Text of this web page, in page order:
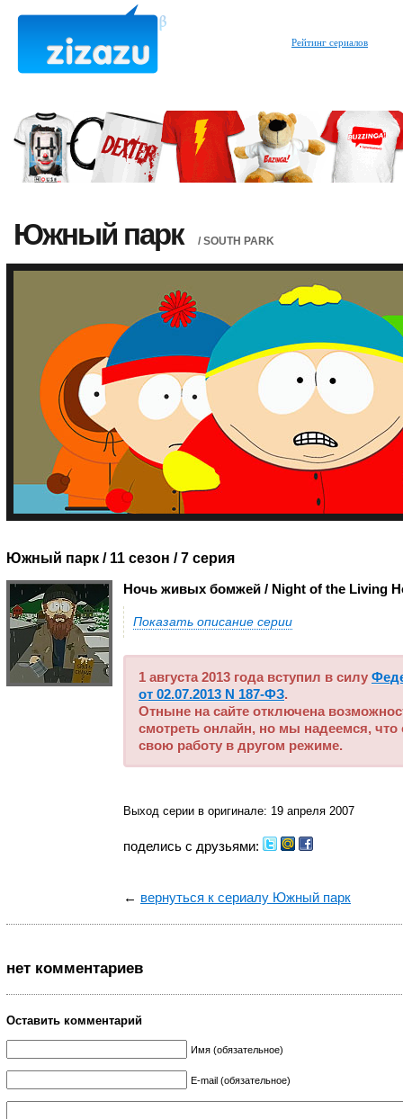
Рейтинг сериалов
Южный парк / SOUTH PARK
Южный парк / 11 сезон / 7 серия
Ночь живых бомжей / Night of the Living
Показать описание серии
1 августа 2013 года вступил в силу
от 02.07.2013 N 187-ФЗ.
Отныне на сайте отключена
смотреть онлайн, но мы надеемся, что
свою работу в другом режиме.
Выход серии в оригинале: 19 апреля 2007
поделись с друзьями:
← вернуться к сериалу Южный парк
нет комментариев
Оставить комментарий
Имя (обязательное)
E-mail (обязательное)